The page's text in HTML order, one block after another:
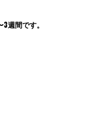
週間です。